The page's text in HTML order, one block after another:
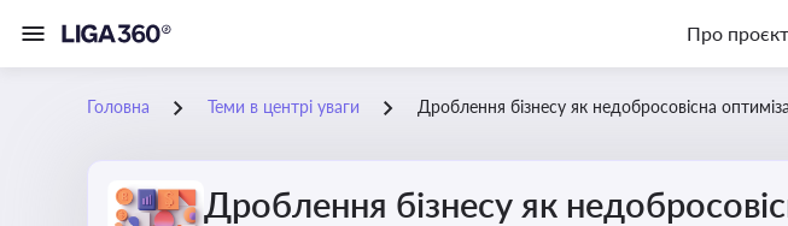
Про проєкт
Головна Теми в центрі уваги Дроблення бізнесу як недобросовісна
Дроблення бізнесу як